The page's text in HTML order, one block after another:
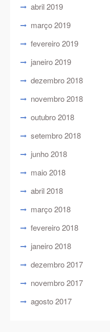
abril 2019
março 2019
fevereiro 2019
janeiro 2019
dezembro 2018
novembro 2018
outubro 2018
setembro 2018
junho 2018
maio 2018
abril 2018
março 2018
fevereiro 2018
janeiro 2018
dezembro 2017
novembro 2017
agosto 2017